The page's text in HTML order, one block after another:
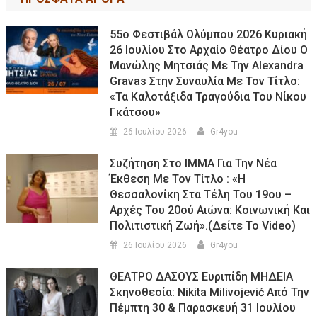
55ο Φεστιβάλ Ολύμπου 2026 Κυριακή
26 Ιουλίου Στο Αρχαίο Θέατρο Δίου Ο
Μανώλης Μητσιάς Με Την Alexandra
Gravas Στην Συναυλία Με Τον Τίτλο:
«τα Καλοτάξιδα Τραγούδια Του Νίκου
Γκάτσου»
26 Ιουλίου 2026 Gr4you
Συζήτηση Στο ΙΜΜΑ Για Την Νέα
Έκθεση Με Τον Τίτλο : «Η
Θεσσαλονίκη Στα Τέλη Του 19ου –
Αρχές Του 20ού Αιώνα: Κοινωνική Και
Πολιτιστική Ζωή».(Δείτε Το Video)
26 Ιουλίου 2026 Gr4you
ΘΕΑΤΡΟ ΔΑΣΟΥΣ Ευριπίδη ΜΗΔΕΙΑ
Σκηνοθεσία: Nikita Milivojević Από Την
Πέμπτη 30 & Παρασκευή 31 Ιουλίου